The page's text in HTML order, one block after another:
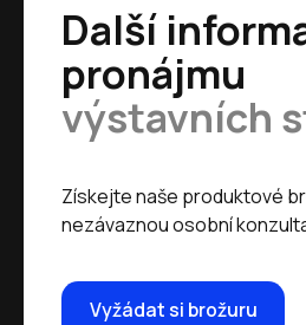
Další
pronájmu
výstavních
Získejte naše produktové
nezávaznou osobní
Vyžádat si brožuru